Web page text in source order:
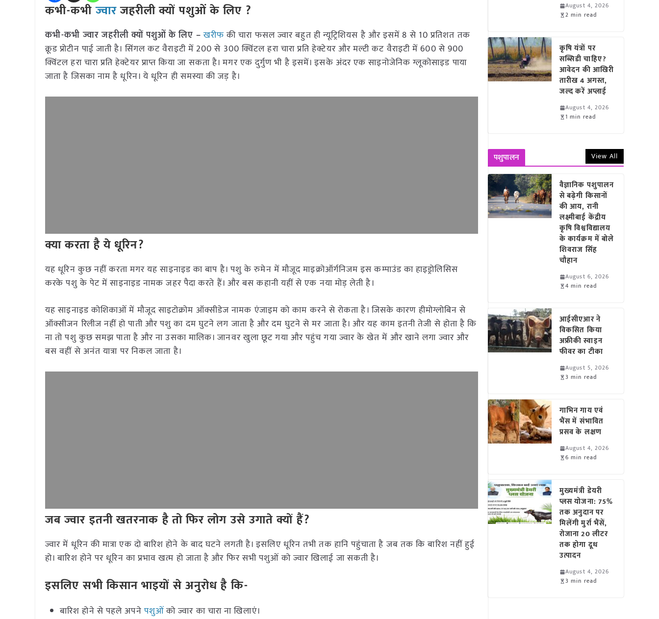
कभी-कभीज्वारजहरीली क्यों पशुओं के लिए ?
कभी-कभी ज्वार जहरीली क्यों पशुओं के लिए –खरीफकी चारा फसल ज्वार बहुत ही न्यूट्रिशियस है और इसमें 8 से 10 प्रतिशत तक
क्रूड प्रोटीन पाई जाती है। सिंगल कट वैराइटी में 200 से 300 क्विंटल हरा चारा प्रति हेक्टेयर और मल्टी कट वैराइटी में 600 से 900
क्विंटल हरा चारा प्रति हेक्टेयर प्राप्त किया जा सकता है। मगर एक दुर्गुण भी है इसमें। इसके अंदर एक साइनोजेनिक ग्लूकोसाइड पाया
जाता है जिसका नाम है धूरिन। ये धूरिन ही समस्या की जड़ है।
क्या करता है ये धूरिन?
यह धूरिन कुछ नहीं करता मगर यह साइनाइड का बाप है। पशु के रुमेन में मौजूद माइक्रोऑर्गनिजम इस कम्पाउंड का हाइड्रोलिसिस
करके पशु के पेट में साइनाइड नामक जहर पैदा करते हैं। और बस कहानी यहीं से एक नया मोड़ लेती है।
यह साइनाइड कोशिकाओं में मौजूद साइटोक्रोम ऑक्सीडेज नामक एंजाइम को काम करने से रोकता है। जिसके कारण हीमोग्लोबिन से
ऑक्सीजन रिलीज नहीं हो पाती और पशु का दम घुटने लग जाता है और दम घुटने से मर जाता है। और यह काम इतनी तेजी से होता है कि
ना तो पशु कुछ समझ पाता है और ना उसका मालिक। जानवर खुला छूट गया और पहुंच गया ज्वार के खेत में और खाने लगा ज्वार और
बस वहीं से अनंत यात्रा पर निकल जाता है।
जब ज्वार इतनी खतरनाक है तो फिर लोग उसे उगाते क्यों हैं?
ज्वार में धूरिन की मात्रा एक दो बारिश होने के बाद घटने लगती है। इसलिए धूरिन तभी तक हानि पहुंचाता है जब तक कि बारिश नहीं हुई
हो। बारिश होने पर धूरिन का प्रभाव खत्म हो जाता है और फिर सभी पशुओं को ज्वार खिलाई जा सकती है।
इसलिए सभी किसान भाइयों से अनुरोध है कि-
बारिश होने से पहले अपनेपशुओंको ज्वार का चारा ना खिलाएं।
August 4, 2026
2 min read
कृषि यंत्रों पर
सब्सिडी चाहिए?
आवेदन की आखिरी
तारीख 4 अगस्त,
जल्द करें अप्लाई
August 4, 2026
1 min read
पशुपालन View All
वैज्ञानिक पशुपालन
से बढ़ेगी किसानों
की आय, रानी
लक्ष्मीबाई केंद्रीय
कृषि विश्वविद्यालय
के कार्यक्रम में बोले
शिवराज सिंह
चौहान
August 6, 2026
4 min read
आईसीएआर ने
विकसित किया
अफ्रीकी स्वाइन
फीवर का टीका
August 5, 2026
3 min read
गाभिन गाय एवं
भैंस में संभावित
प्रसव के लक्षण
August 4, 2026
6 min read
मुख्यमंत्री डेयरी
प्लस योजना: 75%
तक अनुदान पर
मिलेंगी मुर्रा भैंसें,
रोजाना 20 लीटर
तक होगा दूध
उत्पादन
August 4, 2026
3 min read